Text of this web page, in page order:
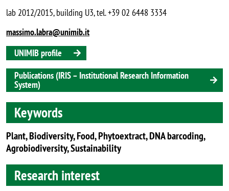
lab 2012/2015, building U3, tel. +39 02 6448 3334
massimo.labra@unimib.it
UNIMIB profile
Publications (IRIS – Institutional Research Information
System)
Keywords
Plant, Biodiversity, Food, Phytoextract, DNA barcoding,
Agrobiodiversity, Sustainability
Research interest